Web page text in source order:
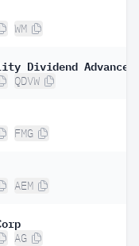
WM
QDVW
FMG
AEM
AG